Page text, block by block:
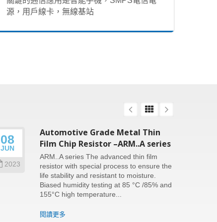
源，用戶線卡，無線基站
08
JUN
2023
Automotive Grade Metal Thin
Film Chip Resistor –ARM..A series
ARM..A series The advanced thin film
resistor with special process to ensure the
life stability and resistant to moisture.
Biased humidity testing at 85 °C /85% and
155°C high temperature...
閱讀更多